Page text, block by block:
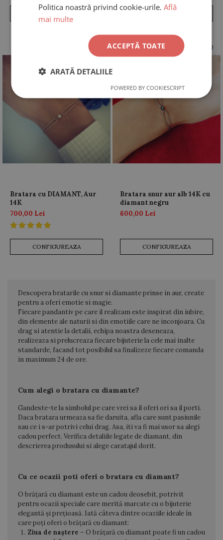
Bratara cu DIAMANT, Aur
14K
700,00 Lei
CONFIGUREAZA
Bratara snur aur alb 14K cu
diamant negru
600,00 Lei
CONFIGUREAZA
Descopera bratarile cu snur si diamante prinse in aur, create
pentru a oferi emotie si magie.
Fiecare pandantiv pe care il realizam este inspirat din iubire,
din elemente ale naturii si din emotiile care ne inconjoara. Cu
drag si atentie la detalii, echipa noastra deseneaza,
realizeaza si prelucreaza fiecare bijuterie la cele mai inalte
standarde, facand tot posibilul sa finalizeze fiecare comanda
in maximum 24 de ore.
Cum alegi o bratara cu diamante?
Gandeste-te la simbolul pe care vrei sa il oferi ori sa il porti.
Daca bratara urmeaza sa fie daruita, afla care sunt pasiunile
sau ce i s-ar potrivi celui drag. Asa, iti va fi mai usor sa alegi
cadou perfect. Verifica detaliile legate de diamant, din
descrierea produsului si alege caratajul dorit.
Cu ce ocazii poti oferi o bratara cu diamant?
O brățară cu diamant este un cadou deosebit, potrivit
pentru ocazii speciale care merită marcate cu o bijuterie
elegantă și prețioasă. Iată câteva dintre ocaziile ideale în
care poți oferi o brățară cu diamant:
Ziua de naștere – O brățară cu diamant poate fi un cadou
Politica noastră privind cookie-urile.Află
mai multe
ACCEPTĂ TOATE
ARATĂ DETALIILE
POWERED BY COOKIESCRIPT